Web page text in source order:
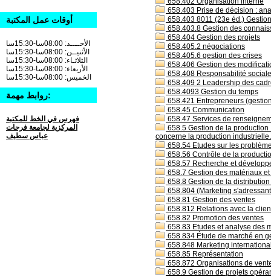
658.403 Prise de décision :
658.403 8011 (23e éd.)
658.403.8 Gestion des
658.404 Gestion des projets
658.405.2 négociations
658.405.6 gestion des crises
658.406 Gestion des
658.408 Responsabilité
658.409 2 Leadership des
658.4093 Gestion du temps
658.421 Entrepreneurs
658.45 Communication
658.47 Services de
658.5 Gestion de la
concerne la production
658.54 Etudes sur les
658.56 Contrôle de la
658.57 Recherche et
658.7 Gestion des matériaux
658.8 Gestion de la
658.804 (Marketing
658.81 Gestion des ventes
658.812 Relations avec la
658.82 Promotion des ventes
658.83 Etudes et analyse des
658.834 Étude de marché en
658.848 Marketing
658.85 Représentation
658.872 Organisations de
658.9 Gestion de projets
أوقات عمل المكتبة
الأحــــد: 08:00سا-15:30سا
الأثنيــن: 08:00سا-15:30سا
الثلاثـاء: 08:00سا-15:30سا
الأربعاء: 08:00سا-15:30سا
الخميس: 08:00سا-15:30سا
روابط مهمة:
فهرس في الخط للمكتبة
المركزية لجامعة فرحات
عباس سطيف